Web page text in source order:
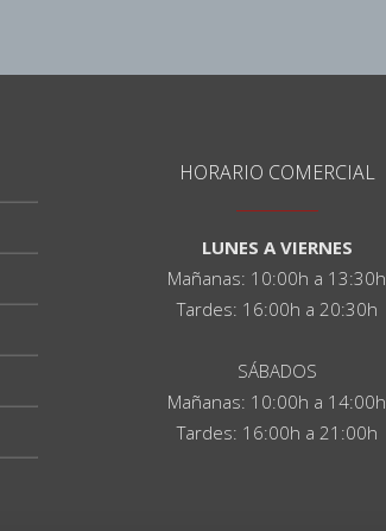
HORARIO COMERCIAL
LUNES A VIERNES
Mañanas: 10:00h a 13:30h
Tardes: 16:00h a 20:30h
SÁBADOS
Mañanas: 10:00h a 14:00h
Tardes: 16:00h a 21:00h